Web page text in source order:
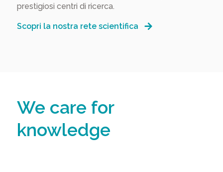
prestigiosi centri di ricerca.
Scopri la nostra rete scientifica
We care for
knowledge